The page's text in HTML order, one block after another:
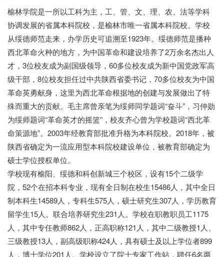
榆林学院是一所以工科为主，工、管、文、理、农、法等学科
协调发展的省属本科院校，是榆林市唯一省属本科院校。学校
从绥德师范走来，办学历史可追溯至1923年。绥德师范是播种
西北革命火种的地方，为中国革命和建设培养了2万余名杰出人
才，3位校友成为副国级领导，60多位校友成为新中国党政军高
级干部，8位校友担任过中共陕西省委书记，70多位校友为中国
革命英勇献身，这里为西北革命根据地的创建与发展做出了特
殊而重大的贡献。毛主席曾亲笔为绥师同学题词“奋斗”，习仲勋
为绥师题词“革命英才的摇篮”，校友齐心曾为学校题词“西北革
命策源地”。2003年经教育部批准升格为本科院校。2018年，被
陕西省确定为一流应用型本科院校建设单位，被教育部确定为
硕士学位授权单位。
学校现有榆阳、绥德和科创新城三个校区，设有15个二级学
院，52个在招本科专业，现有全日制在校生15486人，其中全日
制本科生14589人，专科生575人，硕士研究生307人，学历教育
留学生15人。联合培养研究生231人。学校在职教职员工1175
人，其中专任教师862人，正高职称121人，其中二级教授1人、
三级教授13人，副高级职称424人，具有硕士及以上学位者899
人，博士学位201人。学校设立了院士专家工作站，聘任6名两